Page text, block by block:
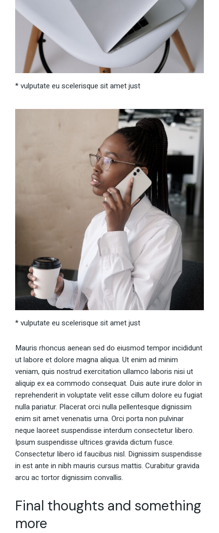
* vulputate eu scelerisque sit amet just
* vulputate eu scelerisque sit amet just
Mauris rhoncus aenean sed do eiusmod tempor incididunt
ut labore et dolore magna aliqua. Ut enim ad minim
veniam, quis nostrud exercitation ullamco laboris nisi ut
aliquip ex ea commodo consequat. Duis aute irure dolor in
reprehenderit in voluptate velit esse cillum dolore eu fugiat
nulla pariatur. Placerat orci nulla pellentesque dignissim
enim sit amet venenatis urna. Orci porta non pulvinar
neque laoreet suspendisse interdum consectetur libero.
Ipsum suspendisse ultrices gravida dictum fusce.
Consectetur libero id faucibus nisl. Dignissim suspendisse
in est ante in nibh mauris cursus mattis. Curabitur gravida
arcu ac tortor dignissim convallis.
Final thoughts and something
more